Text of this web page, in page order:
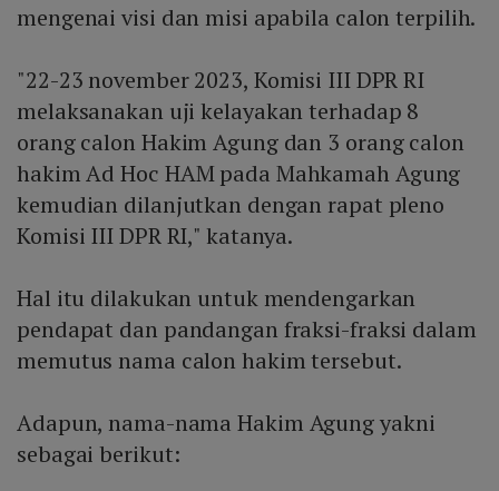
mengenai visi dan misi apabila calon terpilih.
"22-23 november 2023, Komisi III DPR RI
melaksanakan uji kelayakan terhadap 8
orang calon Hakim Agung dan 3 orang calon
hakim Ad Hoc HAM pada Mahkamah Agung
kemudian dilanjutkan dengan rapat pleno
Komisi III DPR RI," katanya.
Hal itu dilakukan untuk mendengarkan
pendapat dan pandangan fraksi-fraksi dalam
memutus nama calon hakim tersebut.
Adapun, nama-nama Hakim Agung yakni
sebagai berikut: